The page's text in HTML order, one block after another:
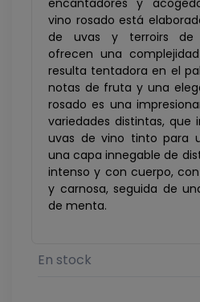
vino rosado está
de uvas y terroirs de
ofrecen una
resulta tentadora en el
notas de fruta y una
rosado es una
variedades distintas, que
uvas de vino tinto para
una capa innegable de
intenso y con cuerpo,
y carnosa, seguida de
de menta.
En stock